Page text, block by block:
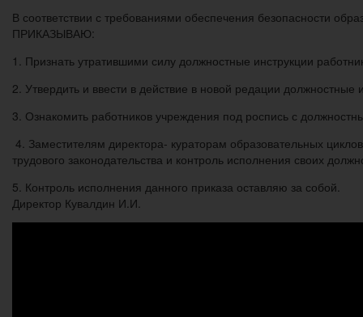
В соответствии с требованиями обеспечения безопасности
ПРИКАЗЫВАЮ:
1. Признать утратившими силу должностные инструкции
2. Утвердить и ввести в действие в новой редации должностные
3. Ознакомить работников учреждения под роспись с
4. Заместителям директора- кураторам образовательных
трудового законодательства и контроль исполнения своих
5. Контроль исполнения данного приказа оставляю за собой.
Директор Кувалдин И.И.